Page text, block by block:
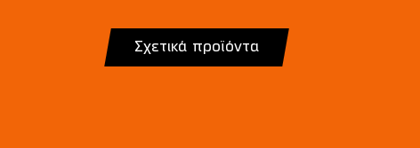
Σχετικά προϊόντα